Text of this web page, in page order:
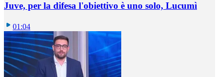
Juve, per la difesa l'obiettivo è uno solo, Lucumì
01:04